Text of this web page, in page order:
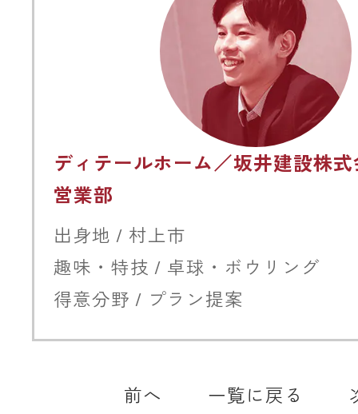
ディテールホーム／坂井建設株
営業部
出身地 / 村上市
趣味・特技 / 卓球・ボウリング
得意分野 / プラン提案
前へ 一覧に戻る